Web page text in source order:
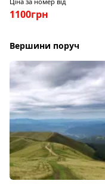
1100грн
Вершини поруч